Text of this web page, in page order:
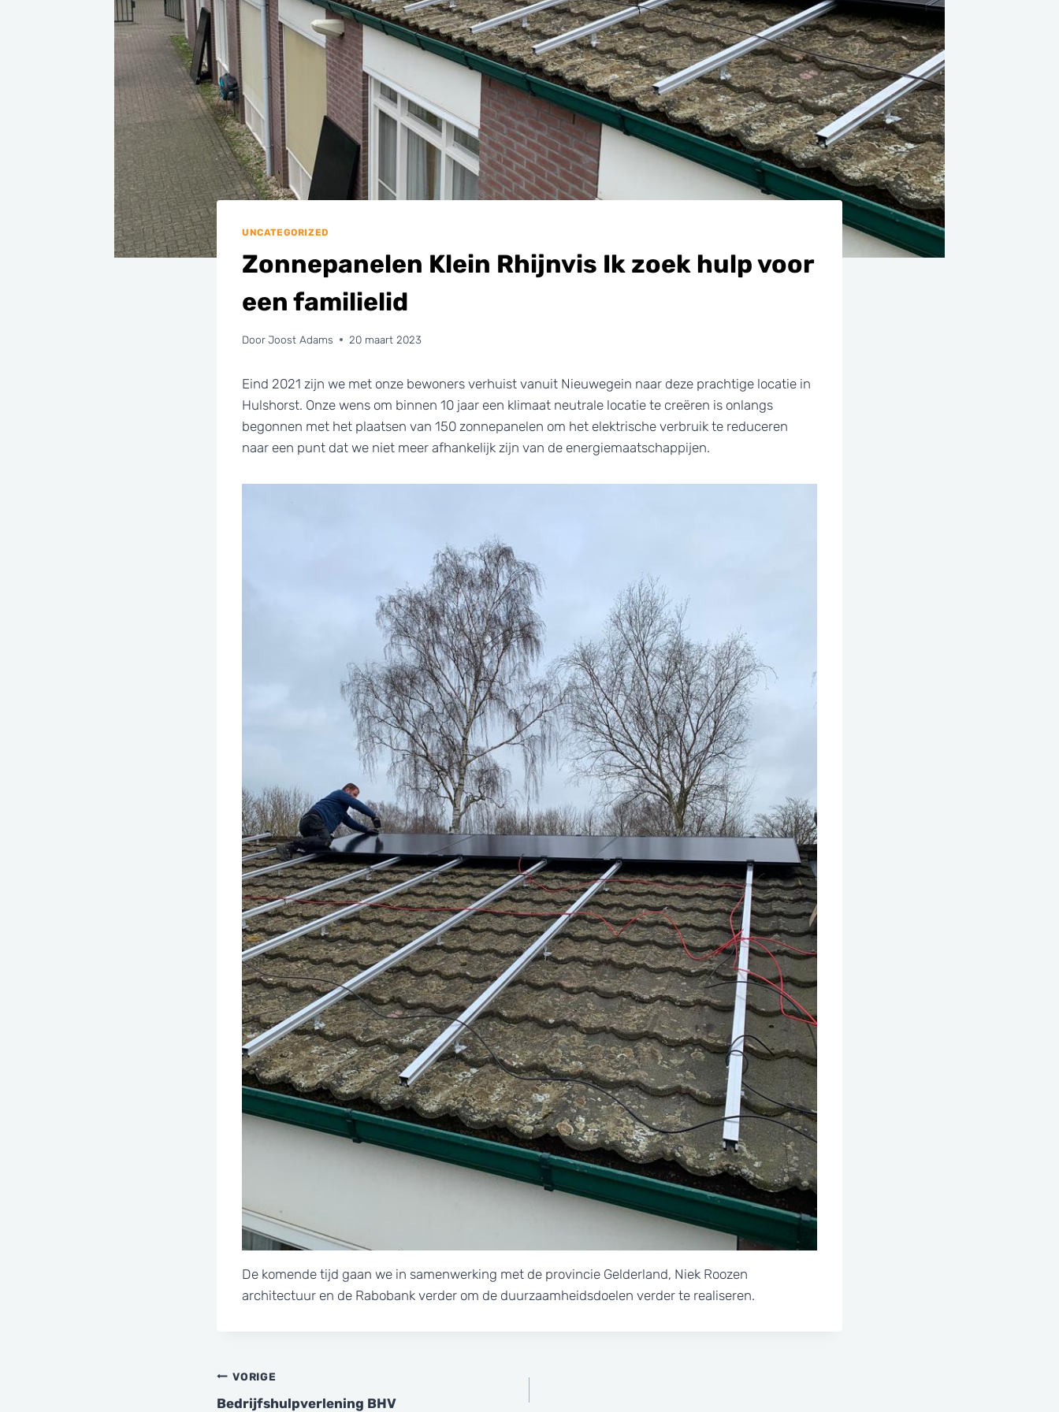
UNCATEGORIZED
Zonnepanelen Klein Rhijnvis Ik zoek hulp voor
een familielid
DoorJoost Adams 20 maart 2023
Eind 2021 zijn we met onze bewoners verhuist vanuit Nieuwegein naar deze prachtige locatie in
Hulshorst. Onze wens om binnen 10 jaar een klimaat neutrale locatie te creëren is onlangs
begonnen met het plaatsen van 150 zonnepanelen om het elektrische verbruik te reduceren
naar een punt dat we niet meer afhankelijk zijn van de energiemaatschappijen.
De komende tijd gaan we in samenwerking met de provincie Gelderland, Niek Roozen
architectuur en de Rabobank verder om de duurzaamheidsdoelen verder te realiseren.
Bericht
VORIGE
Bedrijfshulpverlening BHV